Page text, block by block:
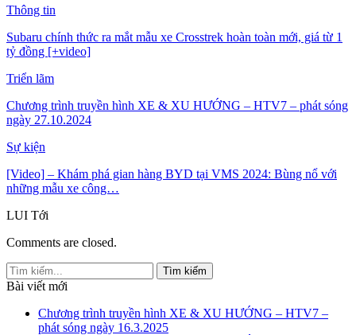
Thông tin
Subaru chính thức ra mắt mẫu xe Crosstrek hoàn toàn mới, giá từ 1
tỷ đồng [+video]
Triển lãm
Chương trình truyền hình XE & XU HƯỚNG – HTV7 – phát sóng
ngày 27.10.2024
Sự kiện
[Video] – Khám phá gian hàng BYD tại VMS 2024: Bùng nổ với
những mẫu xe công…
LUI Tới
Comments are closed.
Bài viết mới
Chương trình truyền hình XE & XU HƯỚNG – HTV7 –
phát sóng ngày 16.3.2025